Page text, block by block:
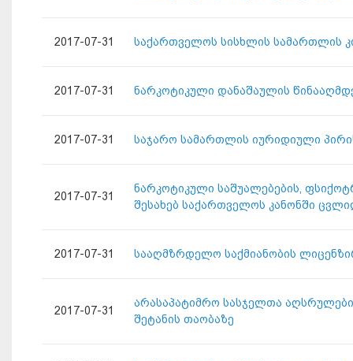
2017-07-31 საქართველოს სისხლის სამართლის
2017-07-31 ნარკოტიკული დანაშაულის
2017-07-31 საჯარო სამართლის იურიდიული
2017-07-31
ნარკოტიკული საშუალებების,
შესახებ საქართველოს კანონში
2017-07-31 სააღმზრდელო საქმიანობის
2017-07-31
არასაპატიმრო სასჯელთა
შეტანის თაობაზე